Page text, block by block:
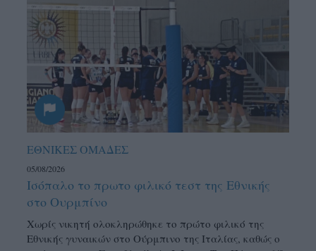
ΕΘΝΙΚΕΣ ΟΜΑΔΕΣ
05/08/2026
Ισόπαλο το πρωτο φιλικό τεστ της Εθνικής
στο Ουρμπίνο
Χωρίς νικητή ολοκληρώθηκε το πρώτο φιλικό της
Εθνικής γυναικών στο Ούρμπινο της Ιταλίας, καθώς ο